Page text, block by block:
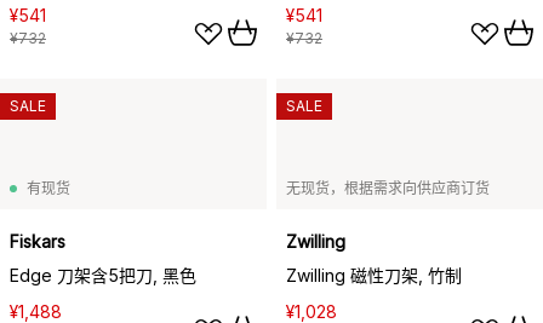
¥541
¥732
¥541
¥732
有现货
Fiskars
Edge 刀架含5把刀, 黑色
¥1,488
SALE
无现货，根据需求向供应商订货
Zwilling
Zwilling 磁性刀架, 竹制
¥1,028
SALE